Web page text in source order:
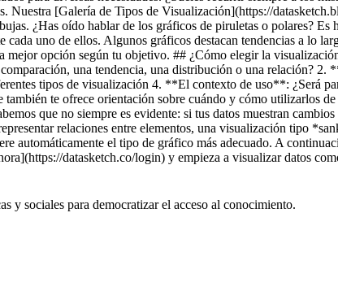
Nuestra [Galería de Tipos de Visualización](https://
¿Has oído hablar de los gráficos de piruletas o polares?
uno de ellos. Algunos gráficos destacan tendencias a lo
mejor opción según tu objetivo. ## ¿Cómo elegir la
una tendencia, una distribución o una relación?
tipos de visualización 4. **El contexto de uso**: ¿Será
te ofrece orientación sobre cuándo y cómo utilizarlos
que no siempre es evidente: si tus datos muestran
relaciones entre elementos, una visualización tipo
automáticamente el tipo de gráfico más adecuado. A
datasketch.co/login) y empieza a visualizar datos
y sociales para democratizar el acceso al conocimiento.